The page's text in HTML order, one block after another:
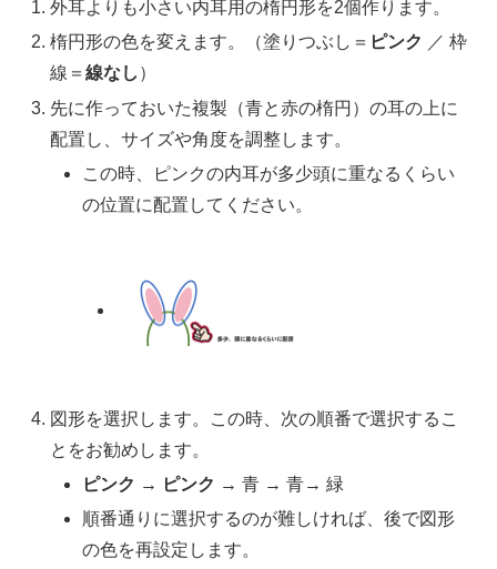
外耳よりも小さい内耳用の楕円形を2個作ります。
楕円形の色を変えます。（塗りつぶし＝ ピンク ／ 枠
線＝線なし ）
先に作っておいた複製（青と赤の楕円）の耳の上に
配置し、サイズや角度を調整します。
この時、ピンクの内耳が多少頭に重なるくらい
の位置に配置してください。
図形を選択します。この時、次の順番で選択するこ
とをお勧めします。
ピンク → ピンク → 青 → 青→ 緑
順番通りに選択するのが難しければ、後で図形
の色を再設定します。